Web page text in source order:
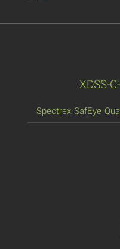
دتکتور گاز اسپکترکس SafEye Quasar 700S Series مدل XDSS-C-
Spectrex SafEye